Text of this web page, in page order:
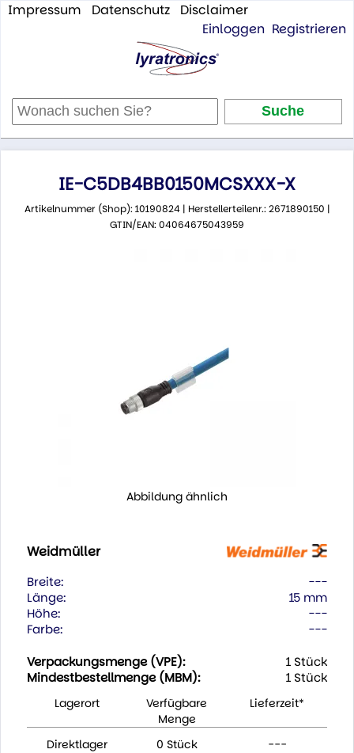
Impressum Datenschutz
Disclaimer
Einloggen Registrieren
IE-C5DB4BB0150MCSXXX-X
Artikelnummer (Shop): 10190824 | Herstellerteilenr.: 2671890150 |
GTIN/EAN: 04064675043959
Abbildung ähnlich
Weidmüller
Breite:
---
Länge:
15 mm
Höhe:
---
Farbe:
---
Verpackungsmenge (VPE):
1 Stück
Mindestbestellmenge (MBM):
1 Stück
Lagerort
Verfügbare
Menge
Lieferzeit*
Direktlager 0 Stück ---